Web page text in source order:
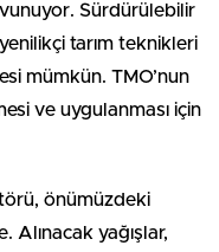
Sürdürülebilir
tarım teknikleri
mümkün. TMO’nun
ve uygulanması için
önümüzdeki
Alınacak yağışlar,